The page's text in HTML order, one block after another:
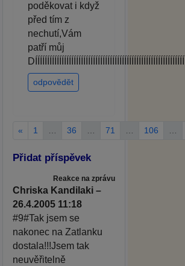
poděkovat i když
před tím z
nechutí,Vám
patří můj
odpovědět
« 1 36 71 106
Přidat příspěvek
Reakce na zprávu
Chriska Kandilaki –
26.4.2005 11:18
#9#Tak jsem se
nakonec na Zatlanku
dostala!!!Jsem tak
neuvěřitelně